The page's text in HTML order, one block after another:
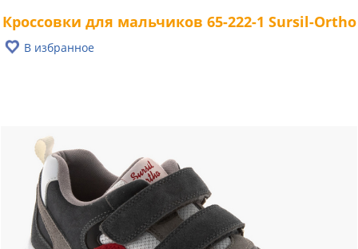
Кроссовки для мальчиков 65-222-1 Sursil-Ortho
В избранное